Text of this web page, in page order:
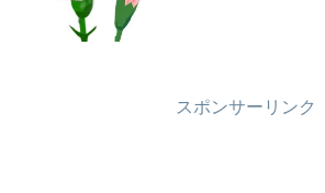
スポンサーリンク